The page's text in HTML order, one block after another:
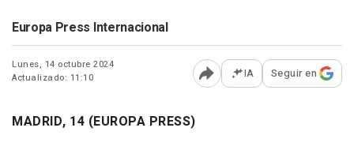
Europa Press Internacional
Lunes, 14 octubre 2024
Actualizado: 11:10
Abrir opciones para
IA Seguir en
MADRID, 14 (EUROPA PRESS)